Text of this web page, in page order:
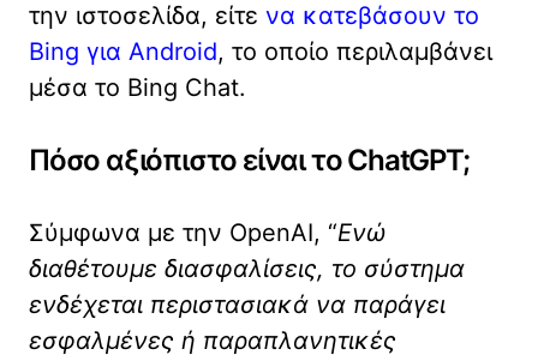
την ιστοσελίδα, είτε να κατεβάσουν το
Bing για Android, το οποίο περιλαμβάνει
μέσα το Bing Chat.
Πόσο αξιόπιστο είναι το ChatGPT;
Σύμφωνα με την OpenAI, “Ενώ
διαθέτουμε διασφαλίσεις, το σύστημα
ενδέχεται περιστασιακά να παράγει
εσφαλμένες ή παραπλανητικές